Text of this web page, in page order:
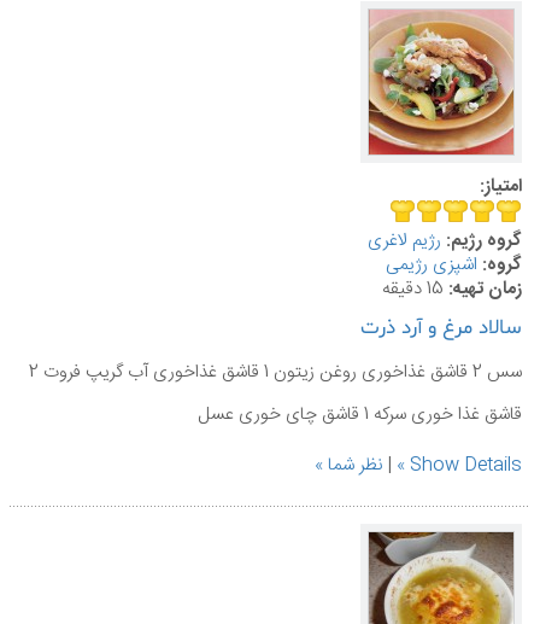
امتیاز:
گروه رژیم: رژیم لاغری
گروه: اشپزی رژیمی
زمان تهیه: 15 دقیقه
سالاد مرغ و آرد ذرت
سس 2 قاشق غذاخوری روغن زیتون 1 قاشق غذاخوری آب گریپ فروت 2
قاشق غذا خوری سرکه 1 قاشق چای خوری عسل
Show Details
| نظر شما